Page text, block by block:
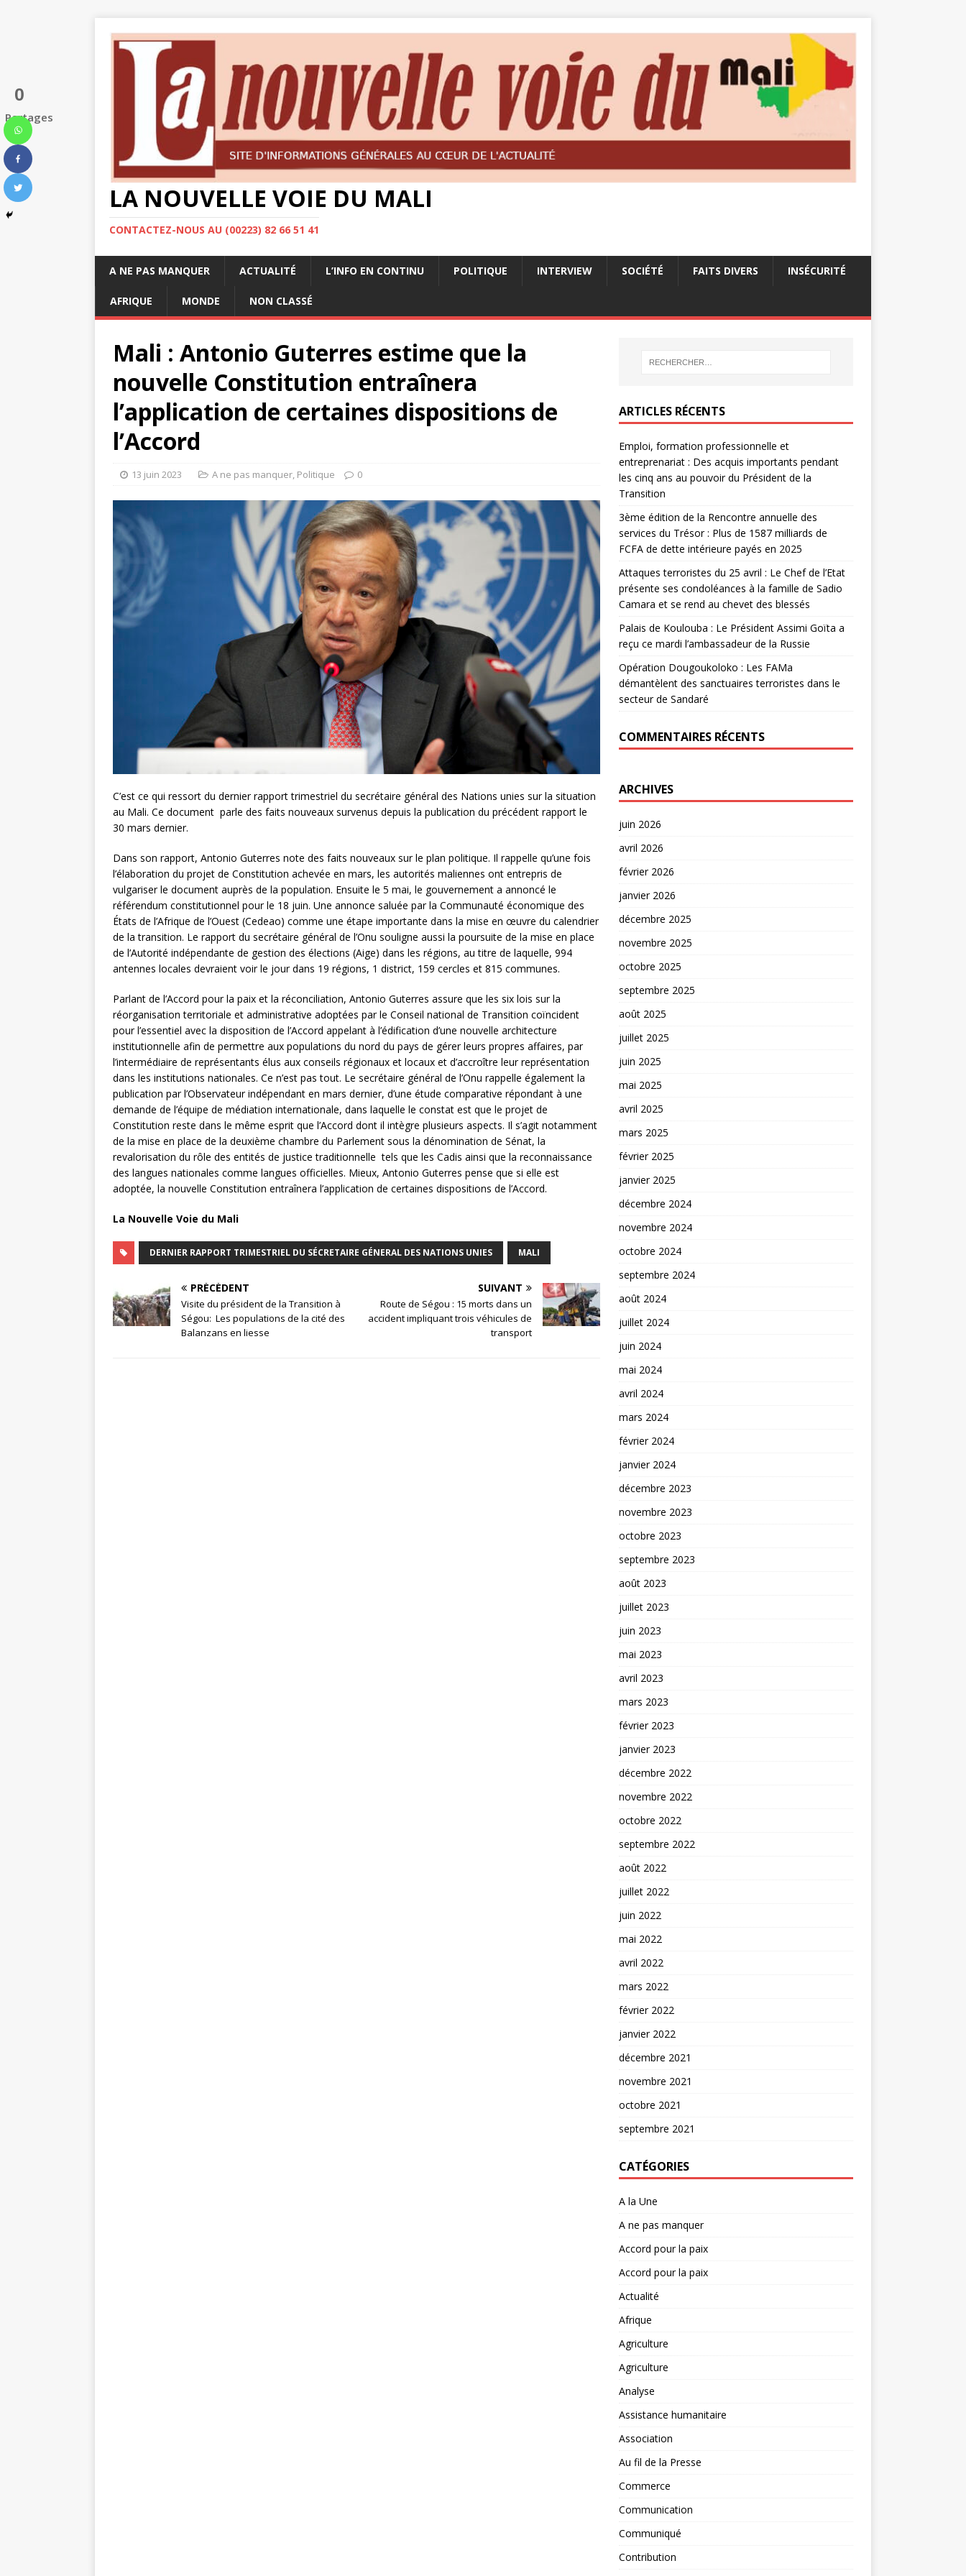
LA NOUVELLE VOIE DU MALI
CONTACTEZ-NOUS AU (00223) 82 66 51 41
A NE PAS MANQUER ACTUALITÉ L’INFO EN CONTINU POLITIQUE INTERVIEW SOCIÉTÉ FAITS DIVERS INSÉCURITÉ
AFRIQUE MONDE NON CLASSÉ
Mali : Antonio Guterres estime que la
nouvelle Constitution entraînera
l’application de certaines dispositions de
l’Accord
13 juin 2023 A ne pas manquer, Politique 0
C’est ce qui ressort du dernier rapport trimestriel du secrétaire général des Nations unies sur la situation
au Mali. Ce document parle des faits nouveaux survenus depuis la publication du précédent rapport le
30 mars dernier.
Dans son rapport, Antonio Guterres note des faits nouveaux sur le plan politique. Il rappelle qu’une fois
l’élaboration du projet de Constitution achevée en mars, les autorités maliennes ont entrepris de
vulgariser le document auprès de la population. Ensuite le 5 mai, le gouvernement a annoncé le
référendum constitutionnel pour le 18 juin. Une annonce saluée par la Communauté économique des
États de l’Afrique de l’Ouest (Cedeao) comme une étape importante dans la mise en œuvre du calendrier
de la transition. Le rapport du secrétaire général de l’Onu souligne aussi la poursuite de la mise en place
de l’Autorité indépendante de gestion des élections (Aige) dans les régions, au titre de laquelle, 994
antennes locales devraient voir le jour dans 19 régions, 1 district, 159 cercles et 815 communes.
Parlant de l’Accord pour la paix et la réconciliation, Antonio Guterres assure que les six lois sur la
réorganisation territoriale et administrative adoptées par le Conseil national de Transition coïncident
pour l’essentiel avec la disposition de l’Accord appelant à l’édification d’une nouvelle architecture
institutionnelle afin de permettre aux populations du nord du pays de gérer leurs propres affaires, par
l’intermédiaire de représentants élus aux conseils régionaux et locaux et d’accroître leur représentation
dans les institutions nationales. Ce n’est pas tout. Le secrétaire général de l’Onu rappelle également la
publication par l’Observateur indépendant en mars dernier, d’une étude comparative répondant à une
demande de l’équipe de médiation internationale, dans laquelle le constat est que le projet de
Constitution reste dans le même esprit que l’Accord dont il intègre plusieurs aspects. Il s’agit notamment
de la mise en place de la deuxième chambre du Parlement sous la dénomination de Sénat, la
revalorisation du rôle des entités de justice traditionnelle tels que les Cadis ainsi que la reconnaissance
des langues nationales comme langues officielles. Mieux, Antonio Guterres pense que si elle est
adoptée, la nouvelle Constitution entraînera l’application de certaines dispositions de l’Accord.
La Nouvelle Voie du Mali
0
Partages
DERNIER RAPPORT TRIMESTRIEL DU SÉCRETAIRE GÉNERAL DES NATIONS UNIES MALI
PRÉCÉDENT
Visite du président de la Transition à
Ségou: Les populations de la cité des
Balanzans en liesse
SUIVANT
Route de Ségou : 15 morts dans un
accident impliquant trois véhicules de
transport
ARTICLES RÉCENTS
Emploi, formation professionnelle et
entreprenariat : Des acquis importants pendant
les cinq ans au pouvoir du Président de la
Transition
3ème édition de la Rencontre annuelle des
services du Trésor : Plus de 1587 milliards de
FCFA de dette intérieure payés en 2025
Attaques terroristes du 25 avril : Le Chef de l’Etat
présente ses condoléances à la famille de Sadio
Camara et se rend au chevet des blessés
Palais de Koulouba : Le Président Assimi Goïta a
reçu ce mardi l’ambassadeur de la Russie
Opération Dougoukoloko : Les FAMa
démantèlent des sanctuaires terroristes dans le
secteur de Sandaré
COMMENTAIRES RÉCENTS
ARCHIVES
juin 2026
avril 2026
février 2026
janvier 2026
décembre 2025
novembre 2025
octobre 2025
septembre 2025
août 2025
juillet 2025
juin 2025
mai 2025
avril 2025
mars 2025
février 2025
janvier 2025
décembre 2024
novembre 2024
octobre 2024
septembre 2024
août 2024
juillet 2024
juin 2024
mai 2024
avril 2024
mars 2024
février 2024
janvier 2024
décembre 2023
novembre 2023
octobre 2023
septembre 2023
août 2023
juillet 2023
juin 2023
mai 2023
avril 2023
mars 2023
février 2023
janvier 2023
décembre 2022
novembre 2022
octobre 2022
septembre 2022
août 2022
juillet 2022
juin 2022
mai 2022
avril 2022
mars 2022
février 2022
janvier 2022
décembre 2021
novembre 2021
octobre 2021
septembre 2021
CATÉGORIES
A la Une
A ne pas manquer
Accord pour la paix
Accord pour la paix
Actualité
Afrique
Agriculture
Agriculture
Analyse
Assistance humanitaire
Association
Au fil de la Presse
Commerce
Communication
Communiqué
Contribution